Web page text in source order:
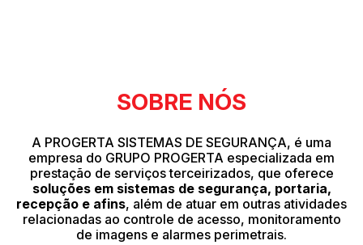
SOBRE NÓS
A PROGERTA SISTEMAS DE SEGURANÇA, é uma
empresa do GRUPO PROGERTA especializada em
prestação de serviços terceirizados, que oferece
soluções em sistemas de segurança, portaria,
recepção e afins, além de atuar em outras atividades
relacionadas ao controle de acesso, monitoramento
de imagens e alarmes perimetrais.